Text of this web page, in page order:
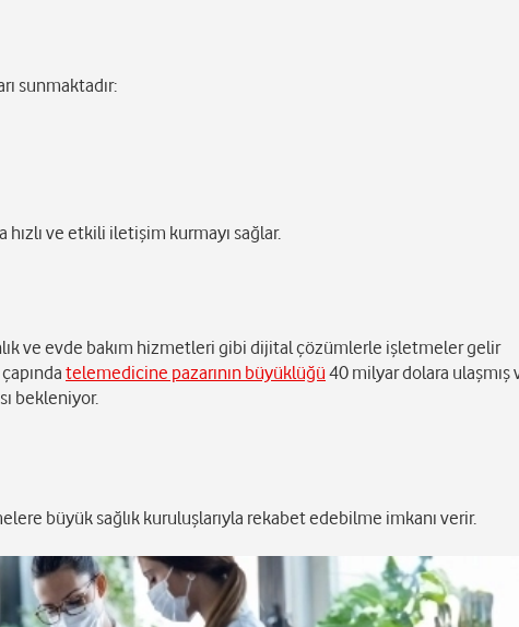
sunmaktadır:
ve etkili iletişim kurmayı sağlar.
ve evde bakım hizmetleri gibi dijital çözümlerle işletmeler gelir
telemedicine pazarının büyüklüğü 40 milyar dolara ulaşmış
bekleniyor.
büyük sağlık kuruluşlarıyla rekabet edebilme imkanı verir.